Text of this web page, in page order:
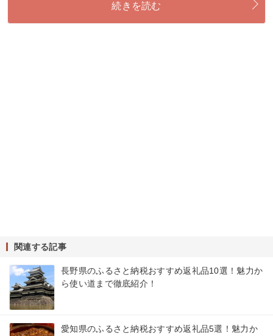
続きを読む
関連する記事
長野県のふるさと納税おすすめ返礼品10選！魅力か
ら使い道まで徹底紹介！
愛知県のふるさと納税おすすめ返礼品5選！魅力か